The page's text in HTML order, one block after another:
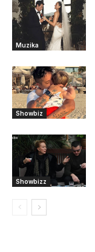
Muzika
Showbiz
Showbizz